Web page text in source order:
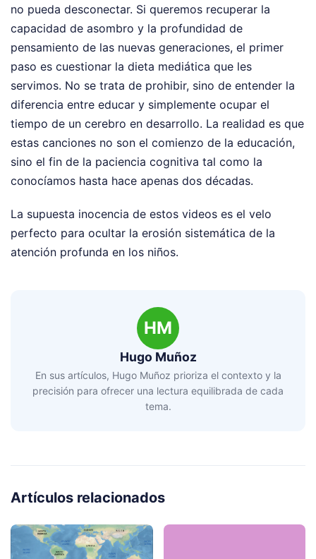
no pueda desconectar. Si queremos recuperar la
capacidad de asombro y la profundidad de
pensamiento de las nuevas generaciones, el primer
paso es cuestionar la dieta mediática que les
servimos. No se trata de prohibir, sino de entender la
diferencia entre educar y simplemente ocupar el
tiempo de un cerebro en desarrollo. La realidad es que
estas canciones no son el comienzo de la educación,
sino el fin de la paciencia cognitiva tal como la
conocíamos hasta hace apenas dos décadas.
La supuesta inocencia de estos videos es el velo
perfecto para ocultar la erosión sistemática de la
atención profunda en los niños.
HM
Hugo Muñoz
En sus artículos, Hugo Muñoz prioriza el contexto y la
precisión para ofrecer una lectura equilibrada de cada
tema.
Artículos relacionados